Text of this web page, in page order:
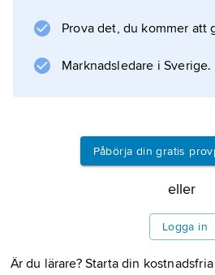
får utföra elinstallationer.
Prova det, du kommer att
Marknadsledare i Sverige.
Påbörja din gratis
eller
Logga in
Är du lärare? Starta din